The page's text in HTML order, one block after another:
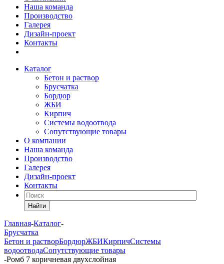
Наша команда
Производство
Галерея
Дизайн-проект
Контакты
Каталог
Бетон и раствор
Брусчатка
Бордюр
ЖБИ
Кирпич
Системы водоотвода
Сопутствующие товары
О компании
Наша команда
Производство
Галерея
Дизайн-проект
Контакты
Найти
Главная-Каталог-
Брусчатка
Бетон и растворБордюрЖБИКирпичСистемы
водоотводаСопутствующие товары
-Ромб 7 коричневая двухслойная